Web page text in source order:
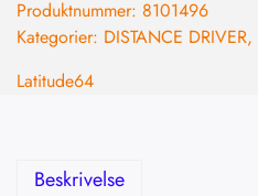
Produktnummer: 8101496
Kategorier: DISTANCE DRIVER,
Latitude64
Beskrivelse